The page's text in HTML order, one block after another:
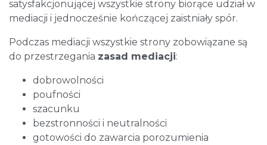
satysfakcjonującej wszystkie strony biorące udział w
mediacji i jednocześnie kończącej zaistniały spór.
Podczas mediacji wszystkie strony zobowiązane są
do przestrzegania zasad mediacji:
dobrowolności
poufności
szacunku
bezstronności i neutralności
gotowości do zawarcia porozumienia